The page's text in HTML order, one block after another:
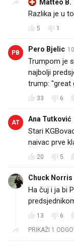
Matteo B.
Razlika je u
5 1
PB Pero Bjelic
Trumpom je
najbolji
trump: "great
33 6
AT Ana Tutković
Stari
naivac prve
20 5
Chuck Norris
Ha čuj i ja bi
13 6
PRIKAŽI 1